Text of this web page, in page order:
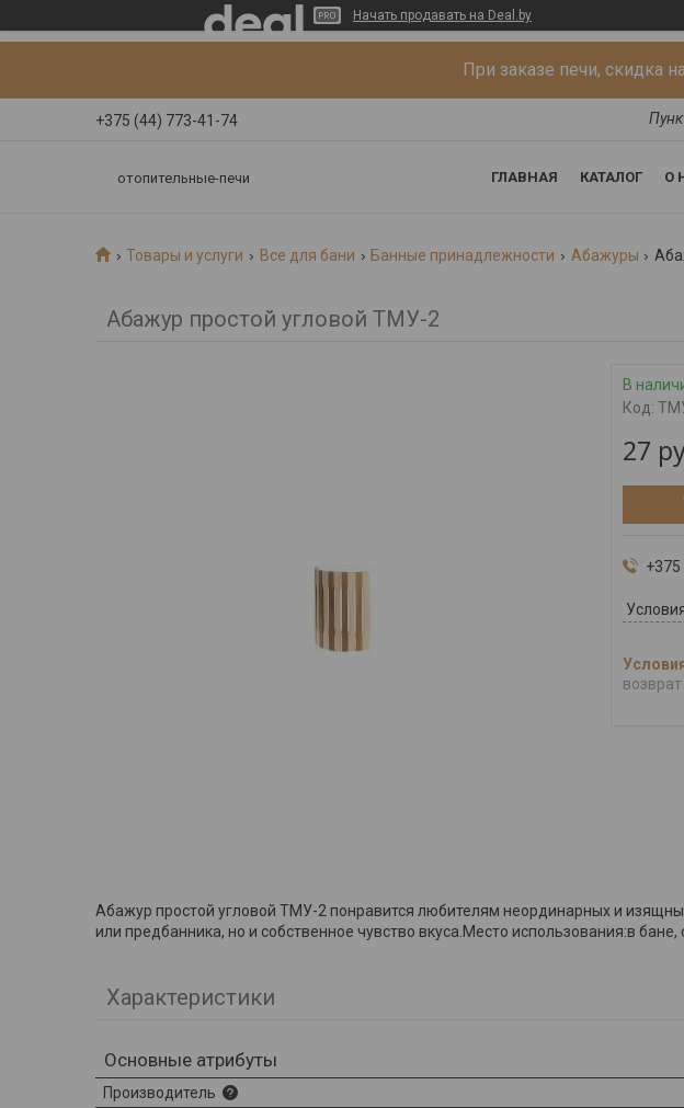
Начать продавать на Deal.by
При заказе печи, скидка
+375 (44) 773-41-74
отопительные-печи ГЛАВНАЯ КАТАЛОГ О
Товары и услуги Все для бани Банные принадлежности Абажуры
Абажур простой угловой ТМУ-2
В
Код:
27
Абажур простой угловой ТМУ-2 понравится любителям неординарных и
или предбанника, но и собственное чувство вкуса.Место использования:в
Характеристики
Основные атрибуты
Производитель